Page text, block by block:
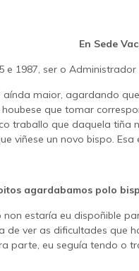
En Sede
1987, ser o
maior, agardando
que tomar
traballo que daquela
viñese un novo bispo.
agardabamos polo
estaría eu dispoñible
ver as dificultades que
parte, eu seguía tendo o